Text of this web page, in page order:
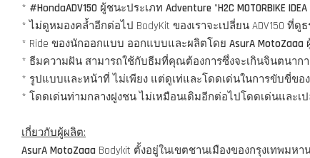
* #HondaADV150 ผู้ชนะประเภท Adventure "H2C MOTORBIKE
* ไม่ดูหมองคล้ำอีกต่อไป BodyKit ของเราจะเปลี่ยน
* Ride ของนักออกแบบ ออกแบบและผลิตโดย AsurA MotoZaaa
* ธีมความฝัน สามารถใช้กับธีมที่คุณต้องการซึ่งจะเกินจินตนาก
* รูปแบบและหน้าที่ ไม่เพียง แต่ดูเท่และโดดเด่นในการขับขี่ขอ
* โดดเด่นท่ามกลางฝูงชน ไม่เหมือนเดิมอีกต่อไปโดดเด่นและ
เกี่ยวกับผู้ผลิต:
AsurA MotoZaaa Bodykit ตั้งอยู่ในเขตชานเมืองของกรุงเทพม